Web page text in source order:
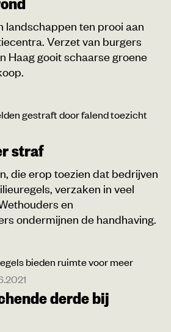
landschappen ten prooi aan
Verzet van burgers
Haag gooit schaarse groene
gestraft door falend toezicht
straf
die erop toezien dat bedrijven
verzaken in veel
en
ondermijnen de handhaving.
bieden ruimte voor meer
derde bij